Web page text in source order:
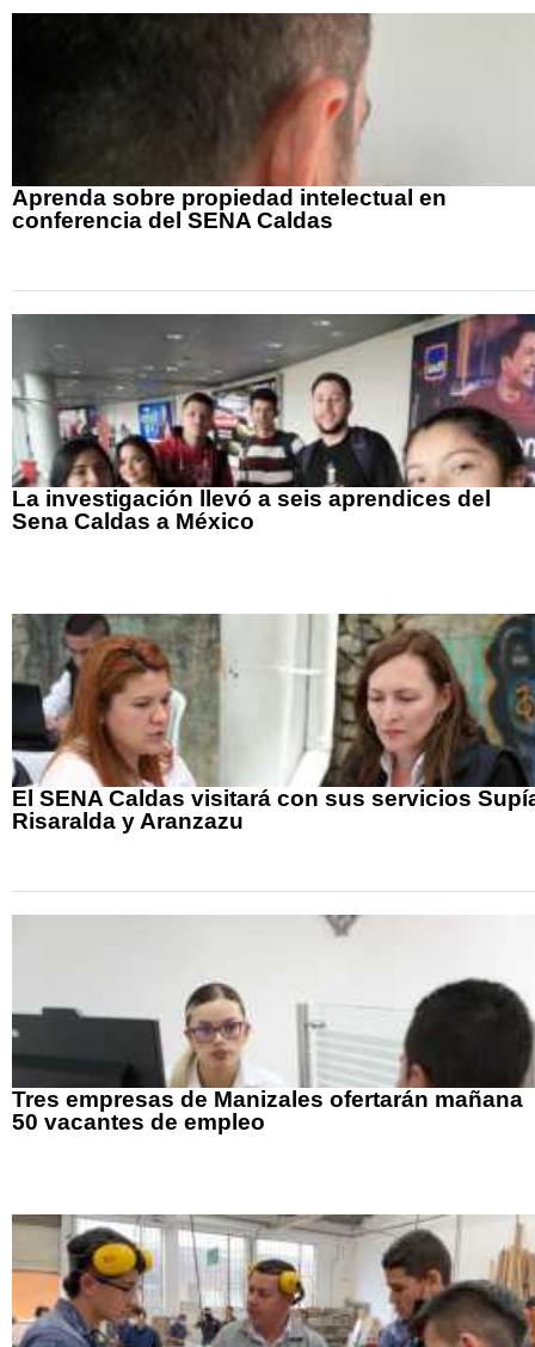
Aprenda sobre propiedad intelectual en
conferencia del SENA Caldas
La investigación llevó a seis aprendices del
Sena Caldas a México
El SENA Caldas visitará con sus servicios
Risaralda y Aranzazu
Tres empresas de Manizales ofertarán mañana
50 vacantes de empleo